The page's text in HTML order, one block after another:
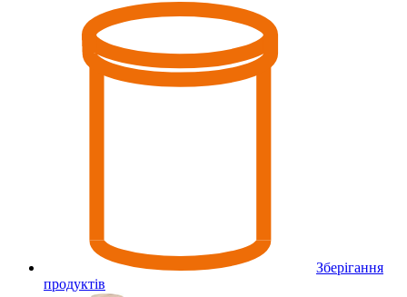
Зберігання
продуктів